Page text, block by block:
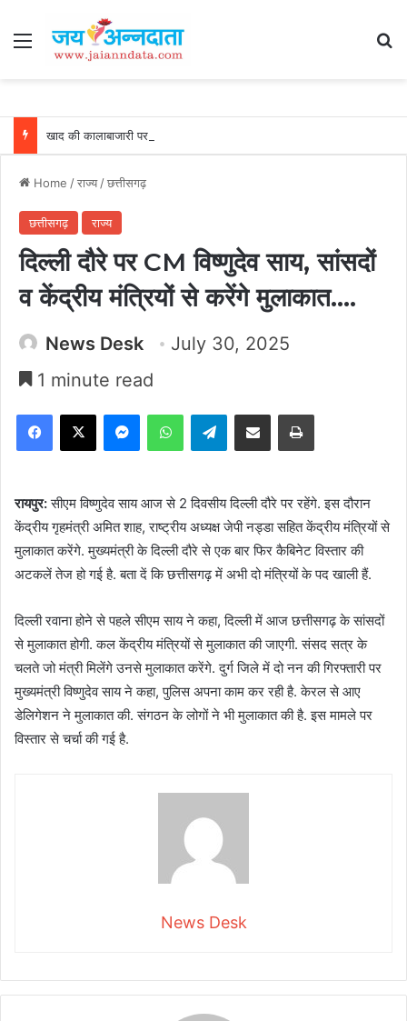
Menu
Home /राज्य/छत्तीसगढ़
छत्तीसगढ़ राज्य
दिल्ली दौरे पर CM विष्णुदेव साय, सांसदों
व केंद्रीय मंत्रियों से करेंगे मुलाकात….
News Desk
July 30, 2025
1 minute read
Facebook
X MessengerWhatsAppTelegramShare via Email Print
रायपुर:सीएम विष्णुदेव साय आज से 2 दिवसीय दिल्ली दौरे पर रहेंगे. इस दौरान
केंद्रीय गृहमंत्री अमित शाह, राष्ट्रीय अध्यक्ष जेपी नड्डा सहित केंद्रीय मंत्रियों से
मुलाकात करेंगे. मुख्यमंत्री के दिल्ली दौरे से एक बार फिर कैबिनेट विस्तार की
अटकलें तेज हो गई है. बता दें कि छत्तीसगढ़ में अभी दो मंत्रियों के पद खाली हैं.
दिल्ली रवाना होने से पहले सीएम साय ने कहा, दिल्ली में आज छत्तीसगढ़ के सांसदों
से मुलाकात होगी. कल केंद्रीय मंत्रियों से मुलाकात की जाएगी. संसद सत्र के
चलते जो मंत्री मिलेंगे उनसे मुलाकात करेंगे. दुर्ग जिले में दो नन की गिरफ्तारी पर
मुख्यमंत्री विष्णुदेव साय ने कहा, पुलिस अपना काम कर रही है. केरल से आए
डेलिगेशन ने मुलाकात की. संगठन के लोगों ने भी मुलाकात की है. इस मामले पर
विस्तार से चर्चा की गई है.
News Desk